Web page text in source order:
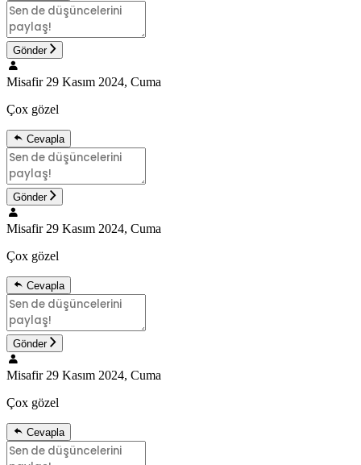
Gönder
Misafir 29 Kasım 2024, Cuma
Çox gözel
Cevapla
Gönder
Misafir 29 Kasım 2024, Cuma
Çox gözel
Cevapla
Gönder
Misafir 29 Kasım 2024, Cuma
Çox gözel
Cevapla